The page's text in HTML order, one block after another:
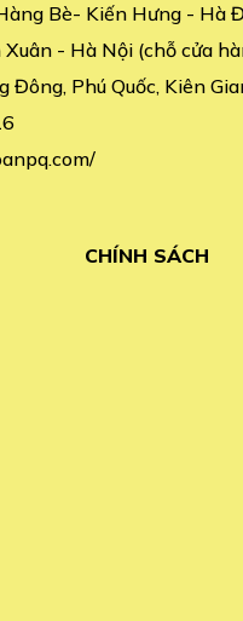
Bè- Kiến Hưng - Hà
- Hà Nội (chỗ cửa
Phú Quốc, Kiên
CHÍNH SÁCH